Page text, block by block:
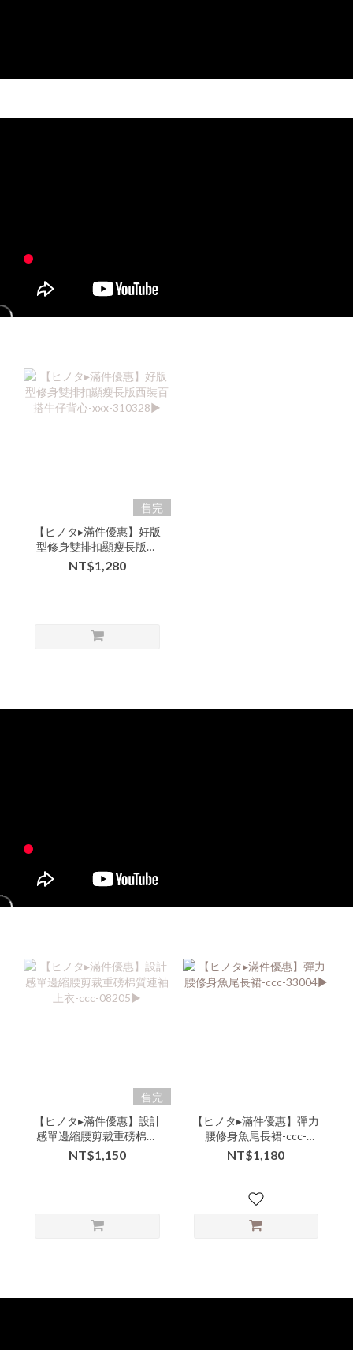
售完
【ヒノタ▸滿件優惠】好版
型修身雙排扣顯瘦長版西
裝百搭牛仔背心-xxx-
310328▶
NT$1,280
售完
【ヒノタ▸滿件優惠】設計
感單邊縮腰剪裁重磅棉質
連袖上衣-ccc-08205▶
NT$1,150
【ヒノタ▸滿件優惠】彈力
腰修身魚尾長裙-ccc-
33004▶
NT$1,180